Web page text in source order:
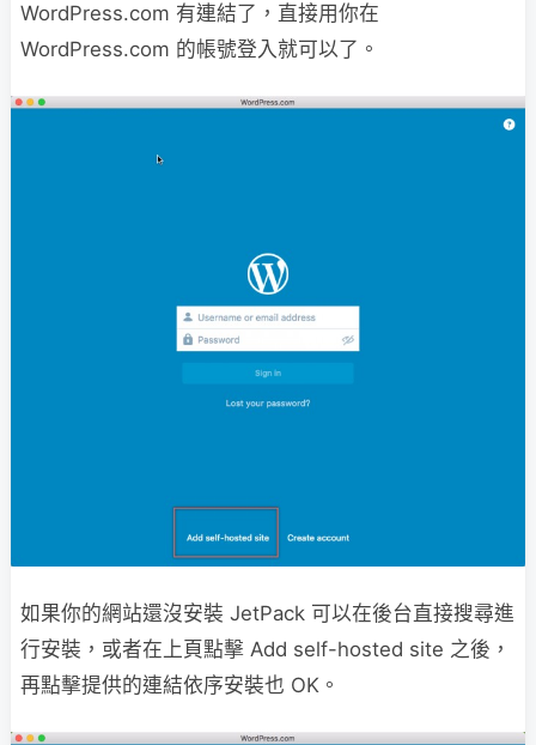
WordPress.com 有連結了，直接用你在
WordPress.com 的帳號登入就可以了。
如果你的網站還沒安裝 JetPack 可以在後台直接搜尋進
行安裝，或者在上頁點擊 Add self-hosted site 之後，
再點擊提供的連結依序安裝也 OK。